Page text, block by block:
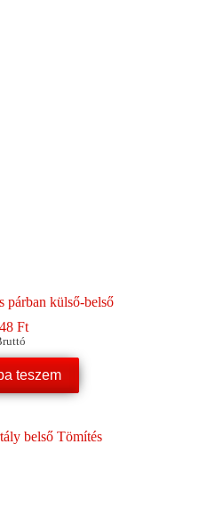
párban külső-belső
Ft
teszem